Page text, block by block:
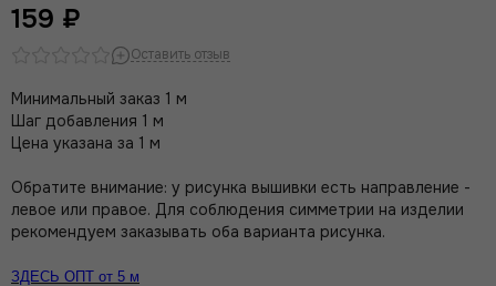
159 ₽
Оставить отзыв
Минимальный заказ 1 м
Шаг добавления 1 м
Цена указана за 1 м
Обратите внимание: у рисунка вышивки есть направление -
левое или правое. Для соблюдения симметрии на изделии
рекомендуем заказывать оба варианта рисунка.
ЗДЕСЬ ОПТ от 5 м